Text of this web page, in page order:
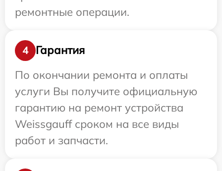
ремонтные операции.
4
Гарантия
По окончании ремонта и оплаты
услуги Вы получите официальную
гарантию на ремонт устройства
Weissgauff сроком на все виды
работ и запчасти.